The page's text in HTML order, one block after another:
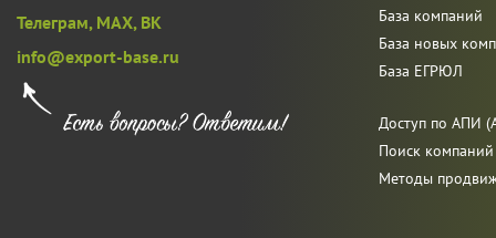
Телеграм, MAX, ВК
info@export-base.ru
База компаний
База новых
База ЕГРЮЛ
Доступ по АПИ
Поиск
Методы